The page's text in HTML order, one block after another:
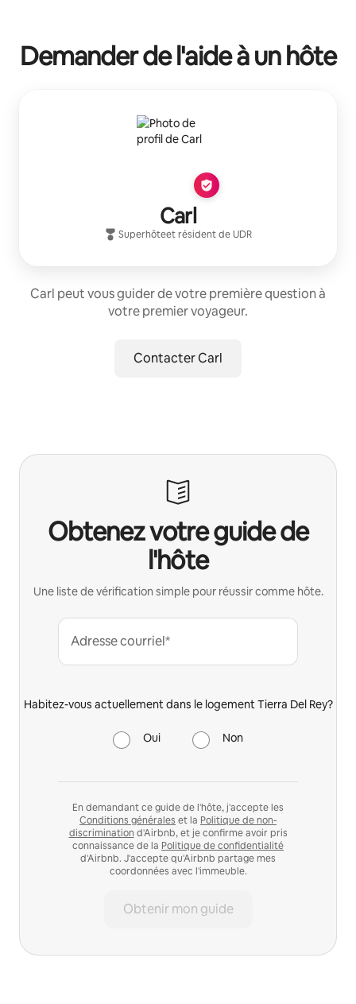
Demander de l'aide à un hôte
Carl
Superhôteet résident deUDR
Carl peut vous guider de votre première question à
votre premier voyageur.
Contacter Carl
Obtenez votre guide de
l'hôte
Une liste de vérification simple pour réussir comme hôte.
Adresse courriel*
Habitez-vous actuellement dans le logement Tierra Del Rey?
Oui Non
En demandant ce guide de l'hôte, j'accepte les
Conditions générales et la Politique de non-
discrimination d'Airbnb, et je confirme avoir pris
connaissance de la Politique de confidentialité
d'Airbnb. J'accepte qu'Airbnb partage mes
coordonnées avec l'immeuble.
Obtenir mon guide